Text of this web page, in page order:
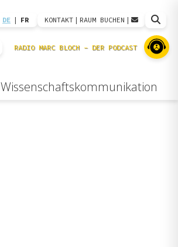
DE | FR KONTAKT | RAUM BUCHEN |
Wissenschaftskommunikation